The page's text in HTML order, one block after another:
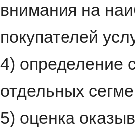
внимания на
покупателей
4) определение
отдельных
5) оценка